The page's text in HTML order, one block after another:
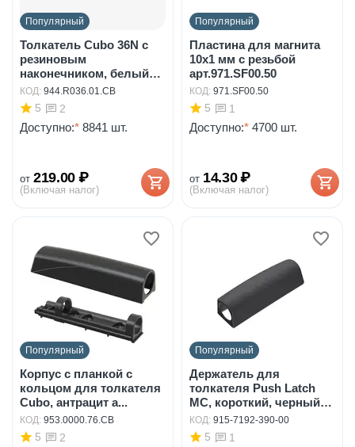
Популярный
Толкатель Cubo 36N с
резиновым
наконечником, белый
арт.94...
КОД: 944.R036.01.CB
5 2
Доступно:* 8841 шт.
от 219.00 ₽
(Включая налог)
Популярный
Пластина для магнита
10х1 мм с резьбой
арт.971.SF00.50
КОД: 971.SF00.50
5 1
Доступно:* 4700 шт.
от 14.30 ₽
(Включая налог)
Популярный
Корпус с планкой с
кольцом для толкателя
Cubo, антрацит а...
КОД: 953.0000.76.CB
5 2
Популярный
Держатель для
толкателя Push Latch
MC, короткий, черный
а...
КОД: 915-7192-390-00
5 1